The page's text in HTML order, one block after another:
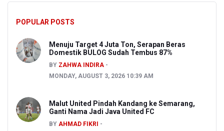
POPULAR POSTS
Menuju Target 4 Juta Ton, Serapan Beras
Domestik BULOG Sudah Tembus 87%
BY ZAHWA INDIRA
MONDAY, AUGUST 3, 2026 10:39 AM
Malut United Pindah Kandang ke Semarang,
Ganti Nama Jadi Java United FC
BY AHMAD FIKRI